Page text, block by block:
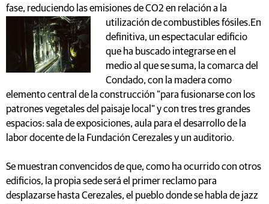
fase, reduciendo las emisiones de CO2 en relación a la
utilización de combustibles fósiles.En
definitiva, un espectacular edificio
que ha buscado integrarse en el
medio al que se suma, la comarca del
Condado, con la madera como
elemento central de la construcción "para fusionarse con los
patrones vegetales del paisaje local" y con tres tres grandes
espacios: sala de exposiciones, aula para el desarrollo de la
labor docente de la Fundación Cerezales y un auditorio.
Se muestran convencidos de que, como ha ocurrido con otros
edificios, la propia sede será el primer reclamo para
desplazarse hasta Cerezales, el pueblo donde se habla de jazz